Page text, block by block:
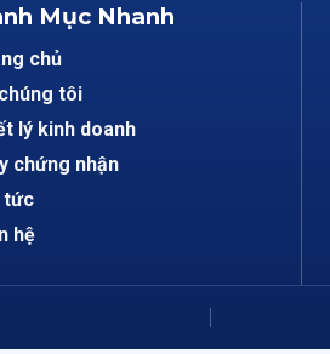
Mục Nhanh
chủ
tôi
lý kinh doanh
chứng nhận
tức
hệ